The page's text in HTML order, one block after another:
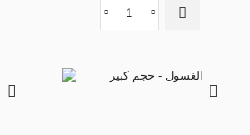
اللهوم
كبير